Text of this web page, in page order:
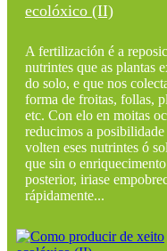
ecolóxico (II)
A fertilización é a
nutrintes que as plantas
do solo, e que nos
forma de froitas, follas,
etc. Con elo en moitas
reducimos a posibilidade
volten eses nutrintes ó
que sin o enriquecimento
posterior, iriase
rápidamente...